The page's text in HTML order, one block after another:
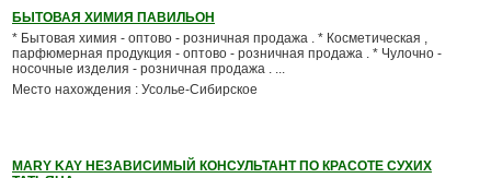
БЫТОВАЯ ХИМИЯ ПАВИЛЬОН
* Бытовая химия - оптово - розничная продажа . * Косметическая ,
парфюмерная продукция - оптово - розничная продажа . * Чулочно -
носочные изделия - розничная продажа . ...
Место нахождения : Усолье-Сибирское
MARY KAY НЕЗАВИСИМЫЙ КОНСУЛЬТАНТ ПО КРАСОТЕ СУХИХ